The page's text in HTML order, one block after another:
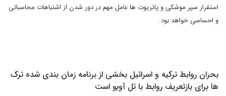
استقرار سپر موشکی و پاتریوت ها عامل مهم در دور شدن از اشتباهات محاسباتی
و احساسی خواهد بود.
بحران روابط ترکیه و اسرائیل بخشی از برنامه زمان بندی شده ترک
ها برای بازتعریف روابط با تل آویو است